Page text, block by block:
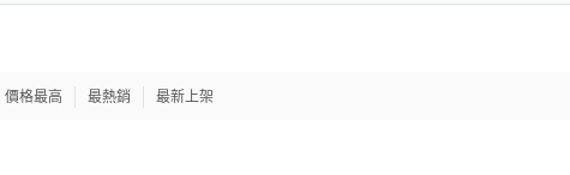
價格最高 最熱銷 最新上架